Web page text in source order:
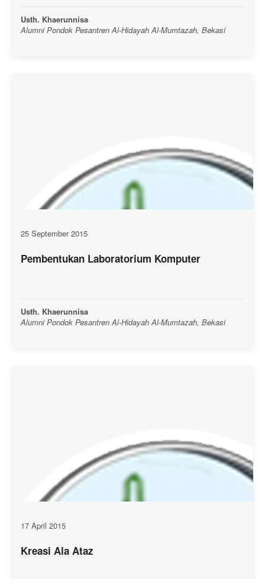
Usth. Khaerunnisa
Alumni Pondok Pesantren Al-Hidayah Al-Mumtazah, Bekasi
25 September 2015
Pembentukan Laboratorium Komputer
Usth. Khaerunnisa
Alumni Pondok Pesantren Al-Hidayah Al-Mumtazah, Bekasi
17 April 2015
Kreasi Ala Ataz